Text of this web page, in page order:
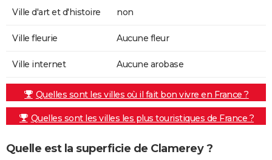
Ville d'art et d'histoire non
Ville fleurie Aucune fleur
Ville internet Aucune arobase
Quelles sont les villes où il fait bon vivre en France ?
Quelles sont les villes les plus touristiques de France ?
Quelle est la superficie de Clamerey ?